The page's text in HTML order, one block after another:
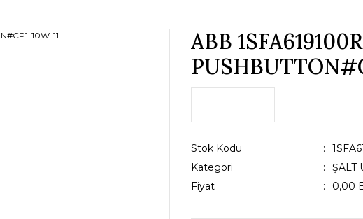
ABB
Stok Kodu
Kategori
ŞALT
Fiyat
0,00